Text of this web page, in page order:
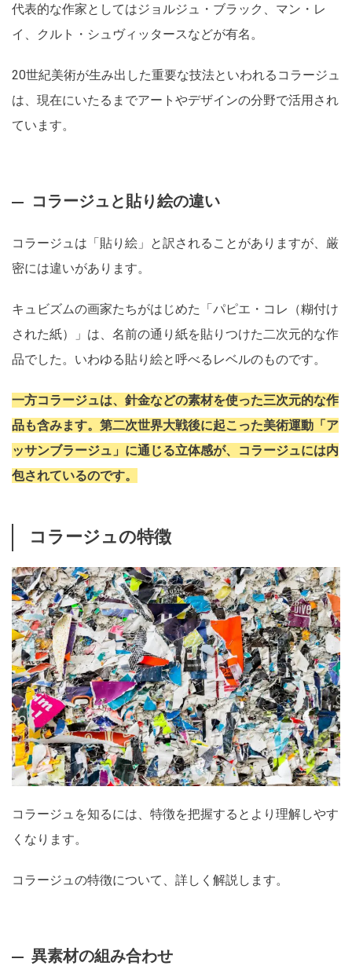
代表的な作家としてはジョルジュ・ブラック、マン・レ
イ、クルト・シュヴィッタースなどが有名。
20世紀美術が生み出した重要な技法といわれるコラージュ
は、現在にいたるまでアートやデザインの分野で活用され
ています。
コラージュと貼り絵の違い
コラージュは「貼り絵」と訳されることがありますが、厳
密には違いがあります。
キュビズムの画家たちがはじめた「パピエ・コレ（糊付け
された紙）」は、名前の通り紙を貼りつけた二次元的な作
品でした。いわゆる貼り絵と呼べるレベルのものです。
一方コラージュは、針金などの素材を使った三次元的な作
品も含みます。第二次世界大戦後に起こった美術運動「ア
ッサンブラージュ」に通じる立体感が、コラージュには内
包されているのです。
コラージュの特徴
コラージュを知るには、特徴を把握するとより理解しやす
くなります。
コラージュの特徴について、詳しく解説します。
異素材の組み合わせ